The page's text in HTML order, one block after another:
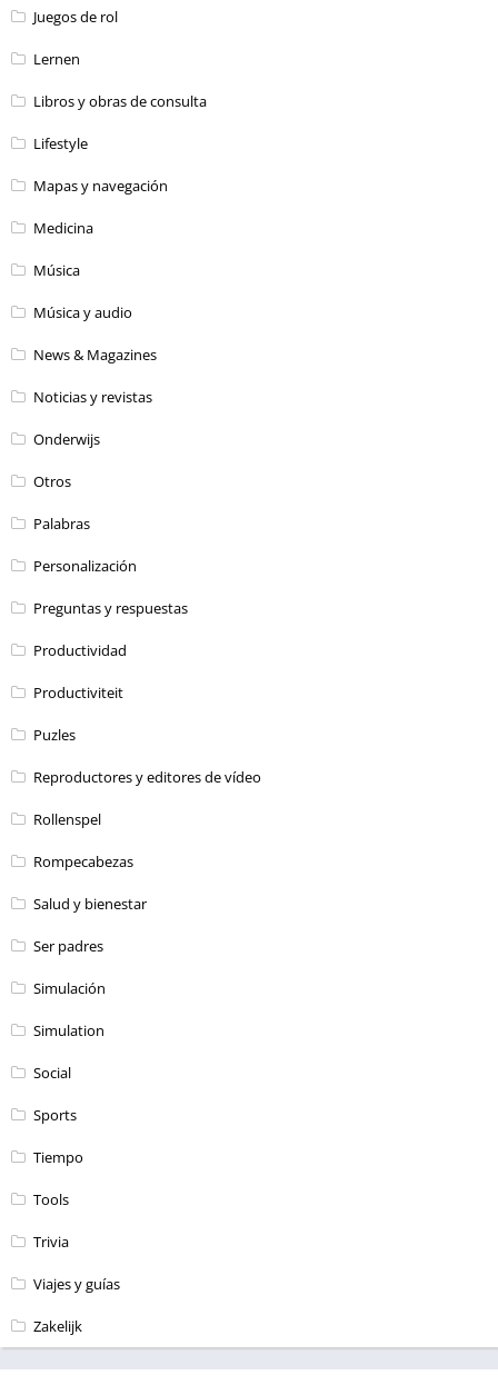
Juegos de rol
Lernen
Libros y obras de consulta
Lifestyle
Mapas y navegación
Medicina
Música
Música y audio
News & Magazines
Noticias y revistas
Onderwijs
Otros
Palabras
Personalización
Preguntas y respuestas
Productividad
Productiviteit
Puzles
Reproductores y editores de vídeo
Rollenspel
Rompecabezas
Salud y bienestar
Ser padres
Simulación
Simulation
Social
Sports
Tiempo
Tools
Trivia
Viajes y guías
Zakelijk